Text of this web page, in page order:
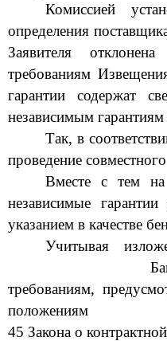
Комиссией
определения поставщи
Заявителя
требованиям
гарантии содержат
независимым
Так, в
проведение
Вместе с темна
независимые
указанием в качестве
Учитывая
требованиям,
положениям
45 Закона о